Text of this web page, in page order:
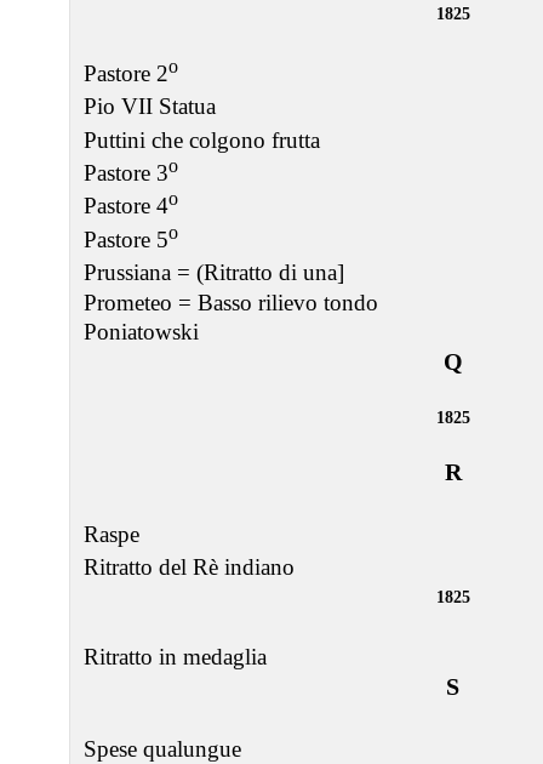
1825
Pastore 2o
Pio VII Statua
Puttini che colgono frutta
Pastore 3o
Pastore 4o
Pastore 5o
Prussiana = (Ritratto di una]
Prometeo = Basso rilievo tondo
Poniatowski
Q
1825
R
Raspe
Ritratto del Rè indiano
1825
Ritratto in medaglia
S
Spese qualungue